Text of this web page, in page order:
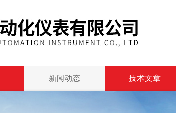
新闻动态 技术文章